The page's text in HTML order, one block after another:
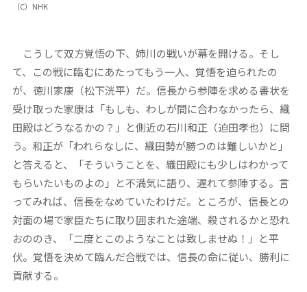
（C）NHK
こうして双方覚悟の下、姉川の戦いが幕を開ける。そし
て、この戦に臨むにあたってもう一人、覚悟を迫られたの
が、徳川家康（松下洸平）だ。信長から参陣を求める書状を
受け取った家康は「もしも、わしが間に合わなかったら、織
田殿はどうなるかの？」と側近の石川和正（迫田孝也）に問
う。和正が「われらなしに、織田勢が勝つのは難しいかと」
と答えると、「そういうことを、織田殿にも少しはわかって
もらいたいものよの」と不満気に語り、遅れて参陣する。言
ってみれば、信長をなめていたわけだ。ところが、信長との
対面の場で家臣たちに取り囲まれた途端、殺されるかと恐れ
おののき、「二度とこのようなことは致しませぬ！」と平
伏。覚悟を決めて臨んだ合戦では、信長の命に従い、勝利に
貢献する。